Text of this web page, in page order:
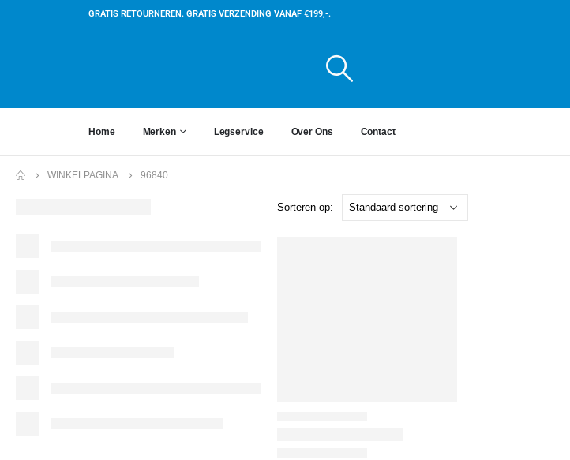
GRATIS RETOURNEREN. GRATIS VERZENDING VANAF €199,-.
Home Merken Legservice Over Ons Contact
WINKELPAGINA 96840
Sorteren op: